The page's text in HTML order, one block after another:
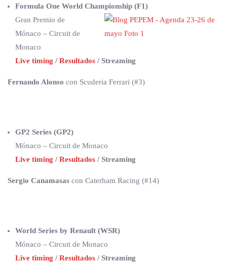
Formula One World Championship (F1)
Gran Premio de
Mónaco – Circuit de
Monaco
Live timing / Resultados / Streaming
Fernando Alonso con Scuderia Ferrari (#3)
GP2 Series (GP2)
Mónaco – Circuit de Monaco
Live timing / Resultados / Streaming
Sergio Canamasas con Caterham Racing (#14)
World Series by Renault (WSR)
Mónaco – Circuit de Monaco
Live timing / Resultados / Streaming